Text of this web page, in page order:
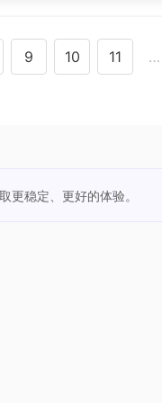
9 10 11 …
更稳定、更好的体验。